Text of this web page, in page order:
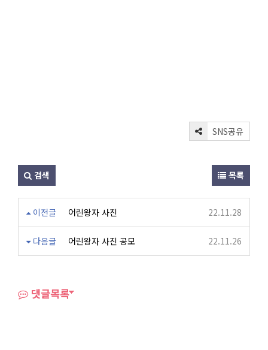
SNS공유
검색 목록
이전글 어린왕자 사진 22.11.28
다음글 어린왕자 사진 공모 22.11.26
댓글목록